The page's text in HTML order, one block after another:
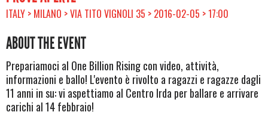
ITALY > MILANO > VIA TITO VIGNOLI 35 > 2016-02-05 > 17:00
ABOUT THE EVENT
Prepariamoci al One Billion Rising con video, attività,
informazioni e ballo! L'evento è rivolto a ragazzi e ragazze dagli
11 anni in su: vi aspettiamo al Centro Irda per ballare e arrivare
carichi al 14 febbraio!